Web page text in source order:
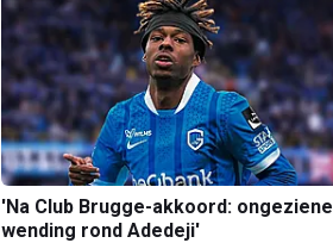
'Na Club Brugge-akkoord: ongeziene
wending rond Adedeji'